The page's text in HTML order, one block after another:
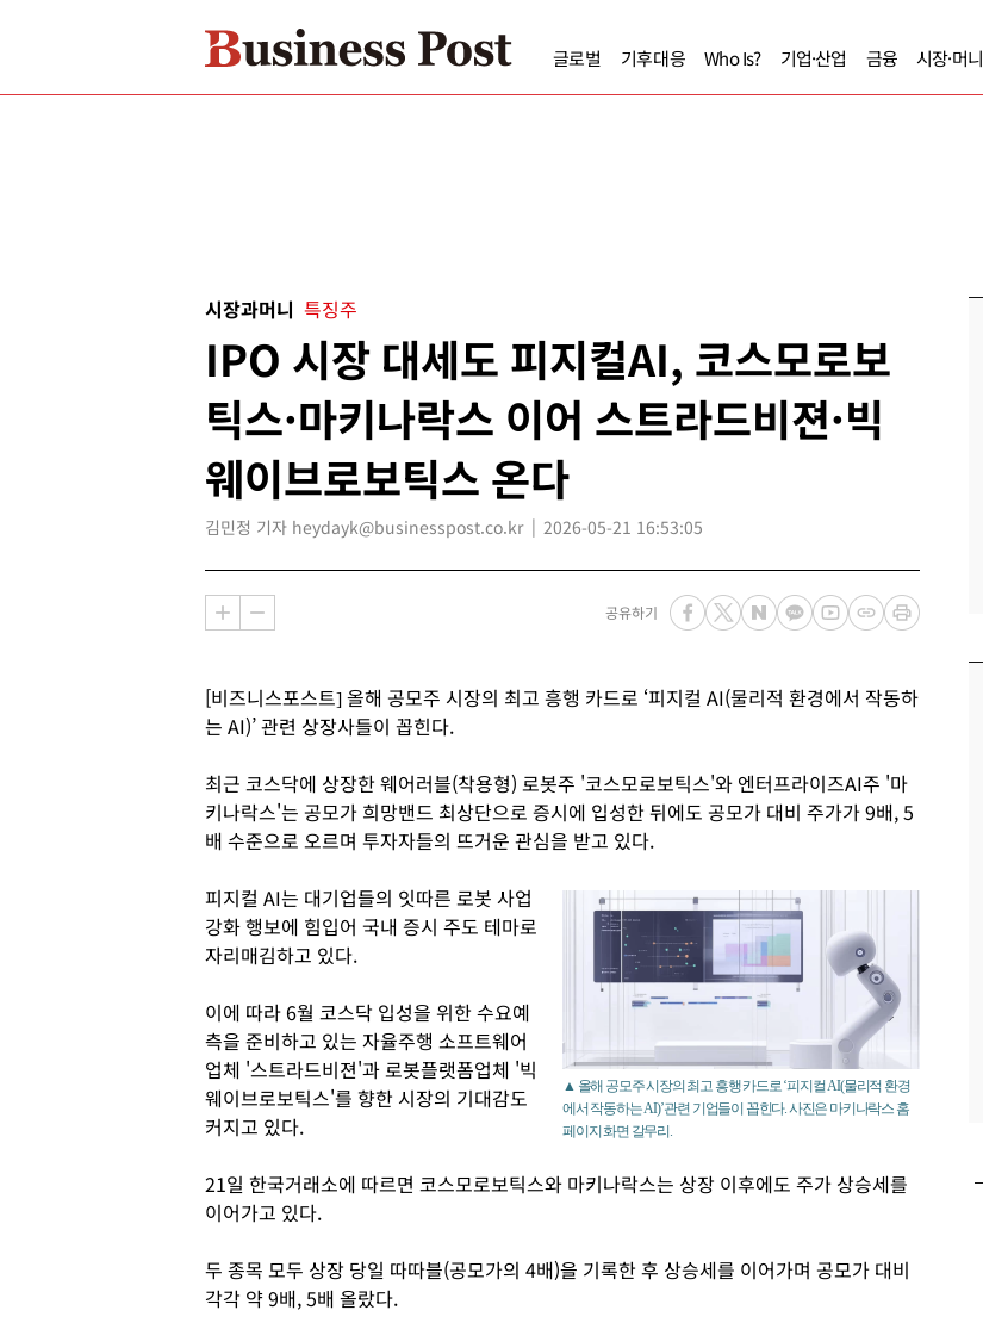
글로벌 기후대응 Who Is? 기업·산업 금융 시장·머니
시장과머니 특징주
IPO 시장 대세도 피지컬AI, 코스모로보
틱스·마키나락스 이어 스트라드비젼·빅
웨이브로보틱스 온다
김민정 기자 heydayk@businesspost.co.kr 2026-05-21 16:53:05
공유하기
[비즈니스포스트] 올해 공모주 시장의 최고 흥행 카드로 ‘피지컬 AI(물리적 환경에서 작동하
는 AI)’ 관련 상장사들이 꼽힌다.
최근 코스닥에 상장한 웨어러블(착용형) 로봇주 '코스모로보틱스'와 엔터프라이즈AI주 '마
키나락스'는 공모가 희망밴드 최상단으로 증시에 입성한 뒤에도 공모가 대비 주가가 9배, 5
배 수준으로 오르며 투자자들의 뜨거운 관심을 받고 있다.
▲ 올해 공모주 시장의 최고 흥행 카드로 ‘피지컬 AI(물리적 환경
에서 작동하는 AI)’ 관련 기업들이 꼽힌다. 사진은 마키나락스 홈
페이지 화면 갈무리.
피지컬 AI는 대기업들의 잇따른 로봇 사업
강화 행보에 힘입어 국내 증시 주도 테마로
자리매김하고 있다.
이에 따라 6월 코스닥 입성을 위한 수요예
측을 준비하고 있는 자율주행 소프트웨어
업체 '스트라드비젼'과 로봇플랫폼업체 '빅
웨이브로보틱스'를 향한 시장의 기대감도
커지고 있다.
21일 한국거래소에 따르면 코스모로보틱스와 마키나락스는 상장 이후에도 주가 상승세를
이어가고 있다.
두 종목 모두 상장 당일 따따블(공모가의 4배)을 기록한 후 상승세를 이어가며 공모가 대비
각각 약 9배, 5배 올랐다.